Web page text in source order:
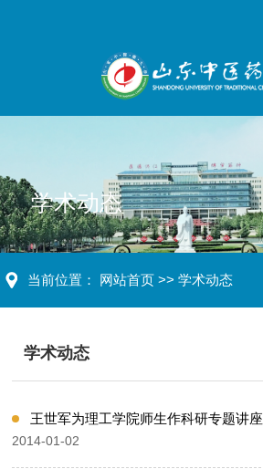
学术动态
当前位置： 网站首页 >> 学术动态
学术动态
王世军为理工学院师生作科研专题讲座
2014-01-02